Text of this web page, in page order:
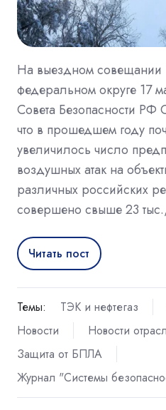
На выездном совещании
федеральном округе 17
Совета Безопасности РФ
что в прошедшем году
увеличилось число
воздушных атак на
различных российских
совершено свыше 23
Читать пост
Темы: ТЭК и нефтегаз
Новости
Новости
Защита от БПЛА
Журнал "Системы